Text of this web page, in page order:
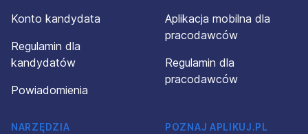
Konto kandydata
Regulamin dla
kandydatów
Powiadomienia
Aplikacja mobilna dla
pracodawców
Regulamin dla
pracodawców
NARZĘDZIA
POZNAJ APLIKUJ.PL